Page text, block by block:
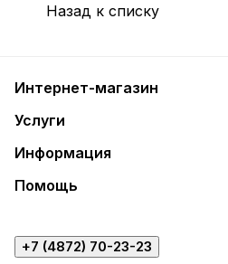
Назад к списку
Интернет-магазин
Услуги
Информация
Помощь
+7 (4872) 70-23-23